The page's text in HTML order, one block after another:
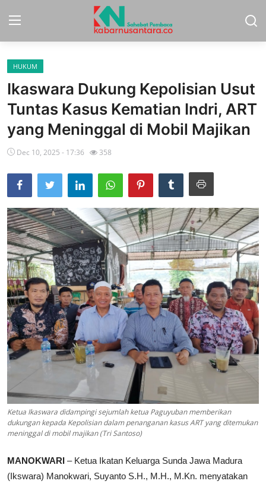
Home
Sport
Nasional
More
Daerah
Politik
Hukum
Opini
Parlementaria
HUKUM
Ikaswara Dukung Kepolisian Usut
Tuntas Kasus Kematian Indri, ART
yang Meninggal di Mobil Majikan
Dec 10, 2025 - 17:36 358
Ketua Ikaswara didampingi sejumlah ketua Paguyuban memberikan
dukungan kepada Kepolisian dalam penanganan kasus ART yang ditemukan
meninggal di mobil majikan (Tri Santoso)
MANOKWARI – Ketua Ikatan Keluarga Sunda Jawa Madura
(Ikswara) Manokwari, Suyanto S.H., M.H., M.Kn. menyatakan